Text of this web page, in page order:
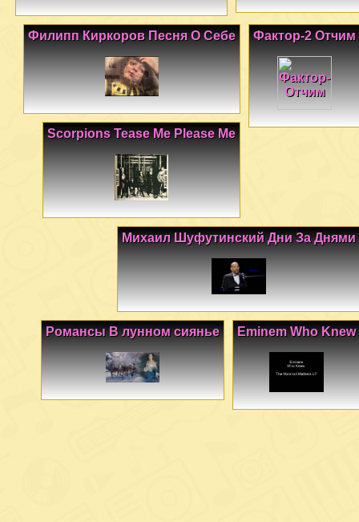
Фактор-2 Отчим
Филипп Киркоров Песня О Себе
Scorpions Tease Me Please Me
Михаил Шуфутинский Дни За Днями
Eminem Who Knew
Романсы В лунном сиянье